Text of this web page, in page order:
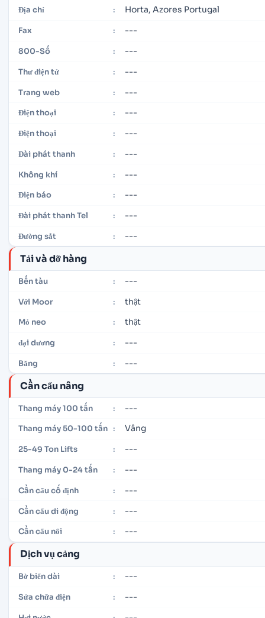
Địa chỉ : Horta, Azores Portugal
Fax : ---
800-Số : ---
Thư điện tử : ---
Trang web : ---
Điện thoại : ---
Điện thoại : ---
Đài phát thanh : ---
Không khí : ---
Điện báo : ---
Đài phát thanh Tel : ---
Đường sắt : ---
Tải và dỡ hàng
Bến tàu : ---
Với Moor : thật
Mỏ neo : thật
đại dương : ---
Băng : ---
Cần cẩu nâng
Thang máy 100 tấn : ---
Thang máy 50-100 tấn : Vâng
25-49 Ton Lifts : ---
Thang máy 0-24 tấn : ---
Cần cẩu cố định : ---
Cần cẩu di động : ---
Cần cẩu nổi : ---
Dịch vụ cảng
Bờ biển dài : ---
Sửa chữa điện : ---